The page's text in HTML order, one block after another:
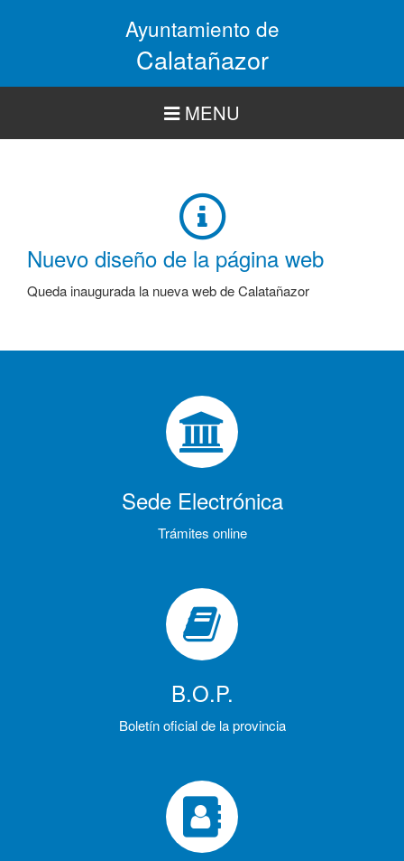
Ayuntamiento de
Calatañazor
MENU
Nuevo diseño de la página web
Queda inaugurada la nueva web de Calatañazor
Sede Electrónica
Trámites online
B.O.P.
Boletín oficial de la provincia